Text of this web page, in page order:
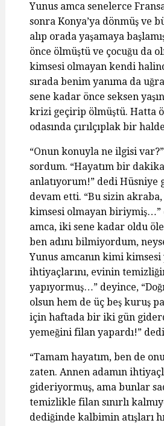
Yunus amca senelerce
sonra Konya’ya dönmüş ve
alıp orada yaşamaya
önce ölmüştü ve çocuğu da
kimsesi olmayan kendi
sırada benim yanıma da
sene kadar önce seksen
krizi geçirip ölmüştü. Hatta
odasında çırılçıplak bir
“Onun konuyla ne ilgisi
sordum. “Hayatım bir
anlatıyorum!” dedi Hüsniye
devam etti. “Bu sizin akraba,
kimsesi olmayan biriymiş…”
amca, iki sene kadar oldu
ben adını bilmiyordum,
Yunus amcanın kimi
ihtiyaçlarını, evinin
yapıyormuş…” deyince,
olsun hem de üç beş kuruş
için haftada bir iki gün
yemeğini filan yapardı!”
“Tamam hayatım, ben de
zaten. Annen adamın
gideriyormuş, ama bunlar
temizlikle filan sınırlı
dediğinde kalbimin atışları